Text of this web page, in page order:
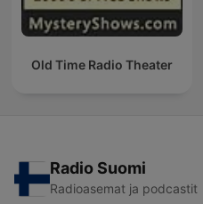
Old Time Radio Theater
Radio Suomi
Radioasemat ja podcastit